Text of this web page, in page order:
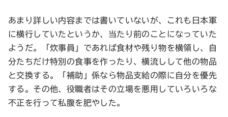
あまり詳しい内容までは書いていないが、これも日本軍
に横行していたというか、当たり前のことになっていた
ようだ。「炊事員」であれば食材や残り物を横領し、自
分たちだけ特別の食事を作ったり、横流しして他の物品
と交換する。「補助」係なら物品支給の際に自分を優先
する。その他、役職者はその立場を悪用していろいろな
不正を行って私腹を肥やした。